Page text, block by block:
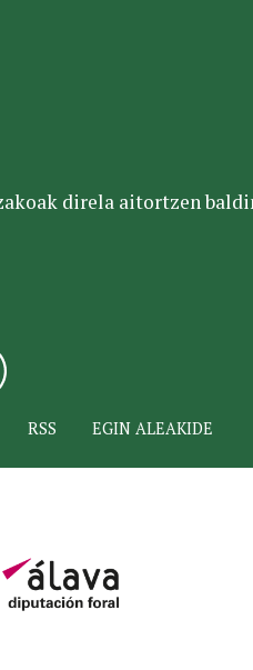
direla aitortzen
RSS EGIN ALEAKIDE